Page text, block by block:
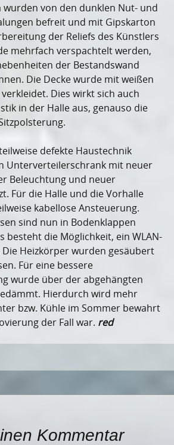
wurden von den dunklen Nut- und
befreit und mit Gipskarton
der Reliefs des Künstlers
mehrfach verspachtelt werden,
der Bestandswand
Die Decke wurde mit weißen
Dies wirkt sich auch
in der Halle aus, genauso die
defekte Haustechnik
Unterverteilerschrank mit neuer
Beleuchtung und neuer
Für die Halle und die Vorhalle
kabellose Ansteuerung.
sind nun in Bodenklappen
besteht die Möglichkeit, ein WLAN-
Heizkörper wurden gesäubert
Für eine bessere
wurde über der abgehängten
Hierdurch wird mehr
bzw. Kühle im Sommer bewahrt
der Fall war. red
Kommentar